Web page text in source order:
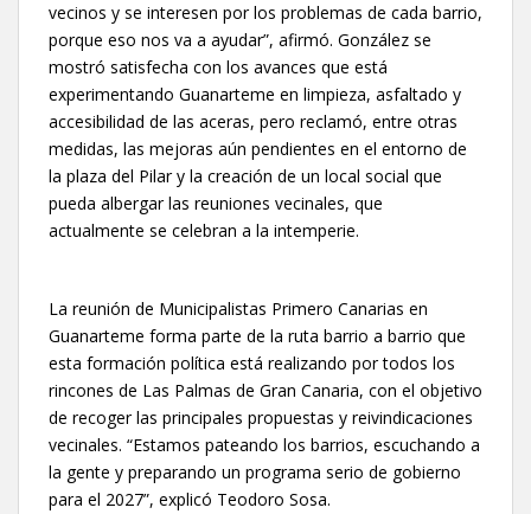
vecinos y se interesen por los problemas de cada barrio,
porque eso nos va a ayudar”, afirmó. González se
mostró satisfecha con los avances que está
experimentando Guanarteme en limpieza, asfaltado y
accesibilidad de las aceras, pero reclamó, entre otras
medidas, las mejoras aún pendientes en el entorno de
la plaza del Pilar y la creación de un local social que
pueda albergar las reuniones vecinales, que
actualmente se celebran a la intemperie.
La reunión de Municipalistas Primero Canarias en
Guanarteme forma parte de la ruta barrio a barrio que
esta formación política está realizando por todos los
rincones de Las Palmas de Gran Canaria, con el objetivo
de recoger las principales propuestas y reivindicaciones
vecinales. “Estamos pateando los barrios, escuchando a
la gente y preparando un programa serio de gobierno
para el 2027”, explicó Teodoro Sosa.